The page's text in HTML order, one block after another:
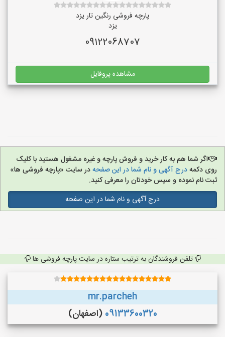
پارچه فروشی رنگین تار یزد
یزد
09122068707
مشاهده پروفایل
اگر شما هم به کار خرید و فروش پارچه و غیره مشغول هستید با کلیک
روی دکمهدرج آگهی و نام شما در این صفحهدر سایت «پارچه فروشی ها»
ثبت نام نموده و سپس خودتان را معرفی کنید.
درج آگهی و نام شما در این صفحه
تلفن فروشندگان به ترتیب ستاره در سایت پارچه فروشی ها
mr.parcheh
09133600320 (اصفهان)